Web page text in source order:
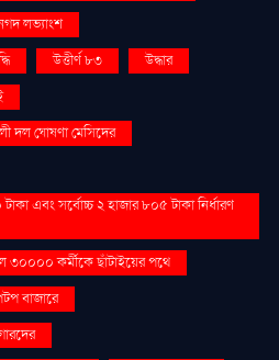
লভ্যাংশ
উত্তীর্ণ ৮৩
উদ্ধার
দল ঘোষণা মেসিদের
এবং সর্বোচ্চ ২ হাজার ৮০৫ টাকা নির্ধারণ
কর্মীকে ছাঁটাইয়ের পথে
বাজারে